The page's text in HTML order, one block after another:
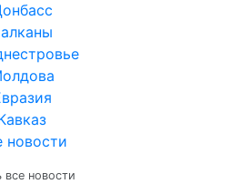
новости
все новости